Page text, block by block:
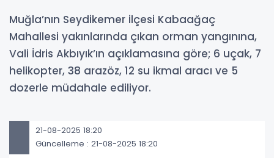
Muğla’nın Seydikemer ilçesi Kabaağaç
Mahallesi yakınlarında çıkan orman yangınına,
Vali İdris Akbıyık’ın açıklamasına göre; 6 uçak, 7
helikopter, 38 arazöz, 12 su ikmal aracı ve 5
dozerle müdahale ediliyor.
21-08-2025 18:20
Güncelleme : 21-08-2025 18:20